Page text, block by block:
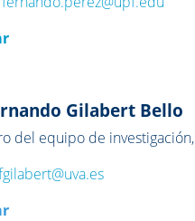
Gilabert Bello
del equipo de investigación,